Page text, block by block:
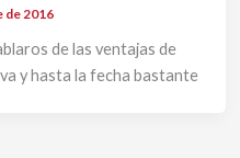
de 2016
de las ventajas de
y hasta la fecha bastante